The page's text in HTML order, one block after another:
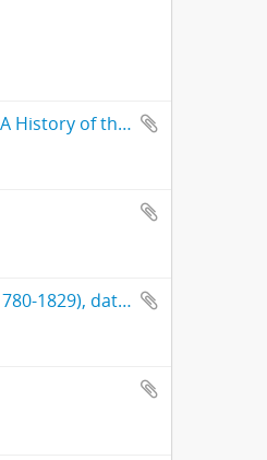
Anteckningar i eng[elsk] hist[oria]. [Efter J. R. Green, troligen den svenska översättningen av A History of the English people, 1885-1887]
Anteckningar om Utö m.m., med ett brev från komministern Gustaf Erik Lindberg i Tyresö (1780-1829), daterad Trosa 17 nov. 1806 till okänd Herr Magister samt om drottning Maria Eleonoras flykt från Gripsholm